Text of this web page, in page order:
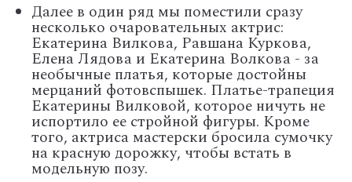
Далее в один ряд мы поместили сразу
несколько очаровательных актрис:
Екатерина Вилкова, Равшана Куркова,
Елена Лядова и Екатерина Волкова - за
необычные платья, которые достойны
мерцаний фотовспышек. Платье-трапеция
Екатерины Вилковой, которое ничуть не
испортило ее стройной фигуры. Кроме
того, актриса мастерски бросила сумочку
на красную дорожку, чтобы встать в
модельную позу.